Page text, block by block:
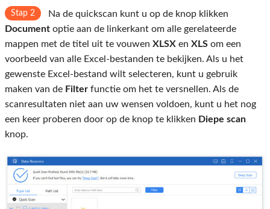
Stap 2
Na de quickscan kunt u op de knop klikken
Document optie aan de linkerkant om alle gerelateerde
mappen met de titel uit te vouwen XLSX en XLS om een ​​
voorbeeld van alle Excel-bestanden te bekijken. Als u het
gewenste Excel-bestand wilt selecteren, kunt u gebruik
maken van de Filter functie om het te versnellen. Als de
scanresultaten niet aan uw wensen voldoen, kunt u het nog
een keer proberen door op de knop te klikken Diepe scan
knop.